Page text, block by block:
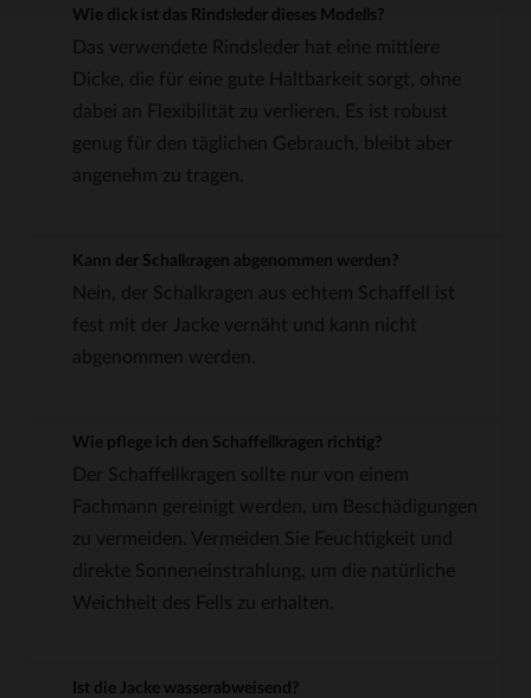
Wie dick ist das Rindsleder dieses Modells?
Das verwendete Rindsleder hat eine mittlere
Dicke, die für eine gute Haltbarkeit sorgt, ohne
dabei an Flexibilität zu verlieren. Es ist robust
genug für den täglichen Gebrauch, bleibt aber
angenehm zu tragen.
Kann der Schalkragen abgenommen werden?
Nein, der Schalkragen aus echtem Schaffell ist
fest mit der Jacke vernäht und kann nicht
abgenommen werden.
Wie pflege ich den Schaffellkragen richtig?
Der Schaffellkragen sollte nur von einem
Fachmann gereinigt werden, um Beschädigungen
zu vermeiden. Vermeiden Sie Feuchtigkeit und
direkte Sonneneinstrahlung, um die natürliche
Weichheit des Fells zu erhalten.
Ist die Jacke wasserabweisend?